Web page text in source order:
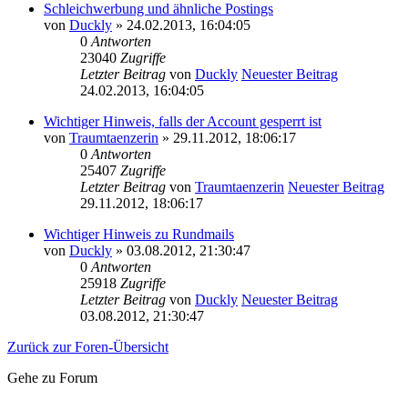
Schleichwerbung und ähnliche Postings
von Duckly » 24.02.2013, 16:04:05
0 Antworten
23040 Zugriffe
Letzter Beitrag von Duckly Neuester Beitrag
24.02.2013, 16:04:05
Wichtiger Hinweis, falls der Account gesperrt ist
von Traumtaenzerin » 29.11.2012, 18:06:17
0 Antworten
25407 Zugriffe
Letzter Beitrag von Traumtaenzerin Neuester Beitrag
29.11.2012, 18:06:17
Wichtiger Hinweis zu Rundmails
von Duckly » 03.08.2012, 21:30:47
0 Antworten
25918 Zugriffe
Letzter Beitrag von Duckly Neuester Beitrag
03.08.2012, 21:30:47
Zurück zur Foren-Übersicht
Gehe zu Forum